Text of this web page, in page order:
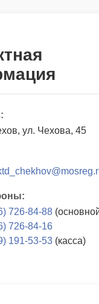
ул. Чехова, 45
726-84-88
726-84-16
191-53-53 (касса)